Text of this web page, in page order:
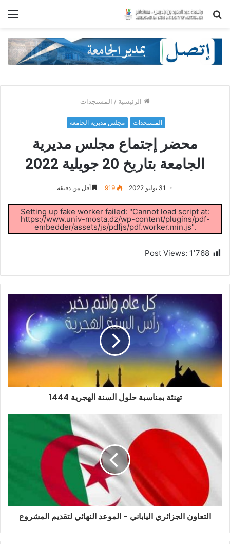
بحث
الرئيسية / المستجدات
المستجدات مجلس مديرية الجامعة
محضر إجتماع مجلس مديرية
الجامعة بتاريخ 20 جويلية 2022
31 يوليو 2022 919 أقل من دقيقة
Setting up fake worker failed: "Cannot load script at:
https://www.univ-mosta.dz/wp-content/plugins/pdf-
embedder/assets/js/pdfjs/pdf.worker.min.js".
Post Views: 1٬768
تهنئة بمناسبة حلول السنة الهجرية 1444
التعاون الجزائري الياباني - الموعد النهائي لتقديم المشروع